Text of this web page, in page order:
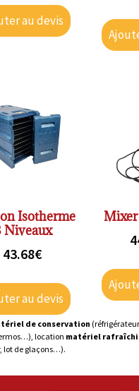
au devis
Isotherme
Niveaux
43.68€
au devis
de conservation
location matériel
lot de glaçons…).